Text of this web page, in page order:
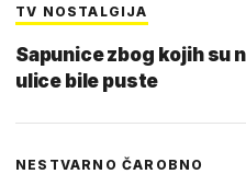
TV NOSTALGIJA
Sapunice zbog kojih su
ulice bile puste
NESTVARNO ČAROBNO